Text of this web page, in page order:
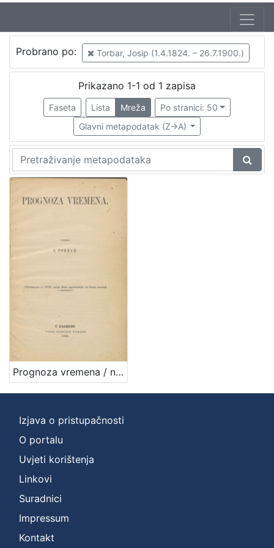
Probrano po: Torbar, Josip (1.4.1824. – 26.7.1900.)
Prikazano 1-1 od 1 zapisa
Faseta Lista Mreža
Po stranici: 50
Glavni metapodatak (Z->A)
Prognoza vremena / napisao J. Torbar
Izjava o pristupačnosti
O portalu
Uvjeti korištenja
Linkovi
Suradnici
Impressum
Kontakt